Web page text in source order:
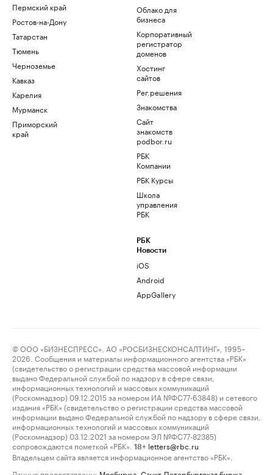
Пермский край
Ростов-на-Дону
Татарстан
Тюмень
Черноземье
Кавказ
Карелия
Мурманск
Приморский
край
Облако для
бизнеса
Корпоративный
регистратор
доменов
Хостинг
сайтов
Рег.решения
Знакомства
Сайт
знакомств
podbor.ru
РБК
Компании
РБК Курсы
Школа
управления
РБК
РБК
Новости
iOS
Android
AppGallery
© ООО «БИЗНЕСПРЕСС», АО «РОСБИЗНЕСКОНСАЛТИНГ», 1995–
2026. Сообщения и материалы информационного агентства «РБК»
(свидетельство о регистрации средства массовой информации
выдано Федеральной службой по надзору в сфере связи,
информационных технологий и массовых коммуникаций
(Роскомнадзор) 09.12.2015 за номером ИА №ФС77-63848) и сетевого
издания «РБК» (свидетельство о регистрации средства массовой
информации выдано Федеральной службой по надзору в сфере связи,
информационных технологий и массовых коммуникаций
(Роскомнадзор) 03.12.2021 за номером ЭЛ №ФС77-82385)
сопровождаются пометкой «РБК».
18+ letters@rbc.ru
Владельцем сайта является информационное агентство «РБК».